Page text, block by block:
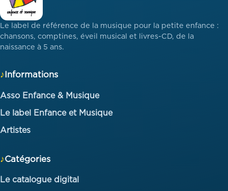
Le label de référence de la musique pour la petite enfance :
chansons, comptines, éveil musical et livres-CD, de la
naissance à 5 ans.
Informations
Asso Enfance & Musique
Le label Enfance et Musique
Artistes
Catégories
Le catalogue digital